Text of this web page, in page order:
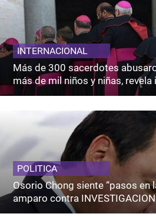
INTERNACIONAL
Más de 300 sacerdotes
más de mil niños y niñas,
POLITICA
Osorio Chong siente “pasos en
amparo contra